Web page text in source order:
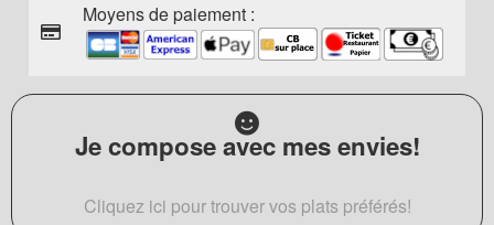
Moyens de paiement :
Je compose avec mes envies!
Cliquez ici pour trouver vos plats préférés!